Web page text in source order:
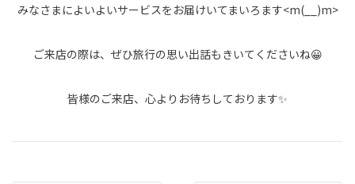
みなさまによいよいサービスをお届けいてまいろます<m(__)m>
ご来店の際は、ぜひ旅行の思い出話もきいてくださいね😀
皆様のご来店、心よりお待ちしております✨